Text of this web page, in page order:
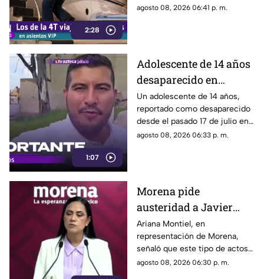
2:28
sin que hasta el momento
elevado gasto que han
generado.
agosto 08, 2026 06:41 p. m.
1:07
Adolescente de 14 años
desaparecido en
Tlaquepaque es
trasladado a Jalisco
tras ser localizado en
Michoacán
Un adolescente de 14 años,
reportado como desaparecido
desde el pasado 17 de julio en
Tlaquepaque, fue localizado
agosto 08, 2026 06:33 p. m.
Morena pide
austeridad a Javier
May, pero el ejemplo
parece faltar en casa
Ariana Montiel, en
representación de Morena,
señaló que este tipo de actos y
el gasto de recursos
agosto 08, 2026 06:30 p. m.